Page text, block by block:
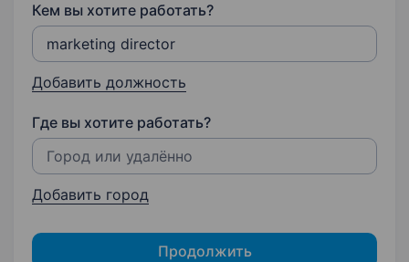
Кем вы хотите работать?
Добавить должность
Где вы хотите работать?
Добавить город
Продолжить